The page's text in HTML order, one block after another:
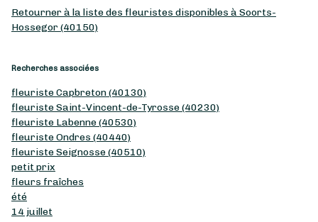
Retourner à la liste des fleuristes disponibles à Soorts-
Hossegor (40150)
Recherches associées
fleuriste Capbreton (40130)
fleuriste Saint-Vincent-de-Tyrosse (40230)
fleuriste Labenne (40530)
fleuriste Ondres (40440)
fleuriste Seignosse (40510)
petit prix
fleurs fraîches
été
14 juillet